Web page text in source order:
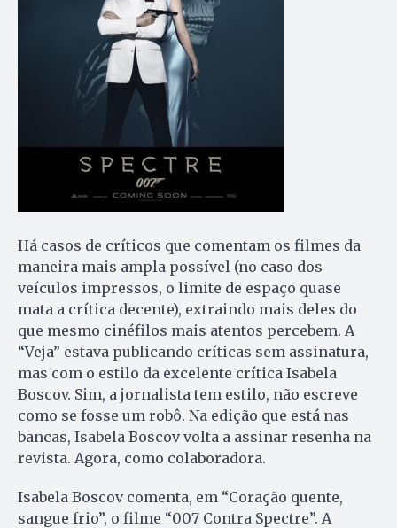
Há casos de críticos que comentam os filmes da
maneira mais ampla possível (no caso dos
veículos impressos, o limite de espaço quase
mata a crítica decente), extraindo mais deles do
que mesmo cinéfilos mais atentos percebem. A
“Veja” estava publicando críticas sem assinatura,
mas com o estilo da excelente crítica Isabela
Boscov. Sim, a jornalista tem estilo, não escreve
como se fosse um robô. Na edição que está nas
bancas, Isabela Boscov volta a assinar resenha na
revista. Agora, como colaboradora.
Isabela Boscov comenta, em “Coração quente,
sangue frio”, o filme “007 Contra Spectre”. A